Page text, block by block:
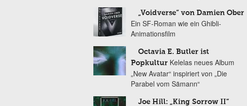
„Voidverse“ von Damien Ober
Ein SF-Roman wie ein Ghibli-
Animationsfilm
Octavia E. Butler ist
Popkultur Kelelas neues Album
„New Avatar“ inspiriert von „Die
Parabel vom Sämann“
Joe Hill: „King Sorrow II“